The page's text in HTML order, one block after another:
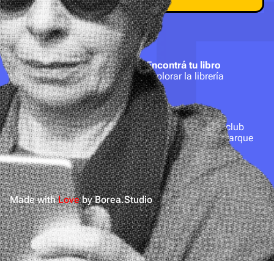
Suscripción
Hacete socio
Encontrá tu libro
Explorar la librería
Bookbuster
Acerca de nosotros
Nuestros cafés
Términos y condiciones
Política de privacidad
Contacto
hola@bookbuster.club
Balbastro 1223, Parque
Chacabuco (1424),
CABA
Made withLoveby Borea.Studio